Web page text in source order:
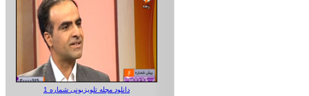
دانلود مجله تلویزیونی شماره 1